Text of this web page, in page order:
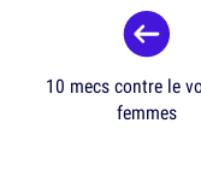
10 mecs contre le
femmes